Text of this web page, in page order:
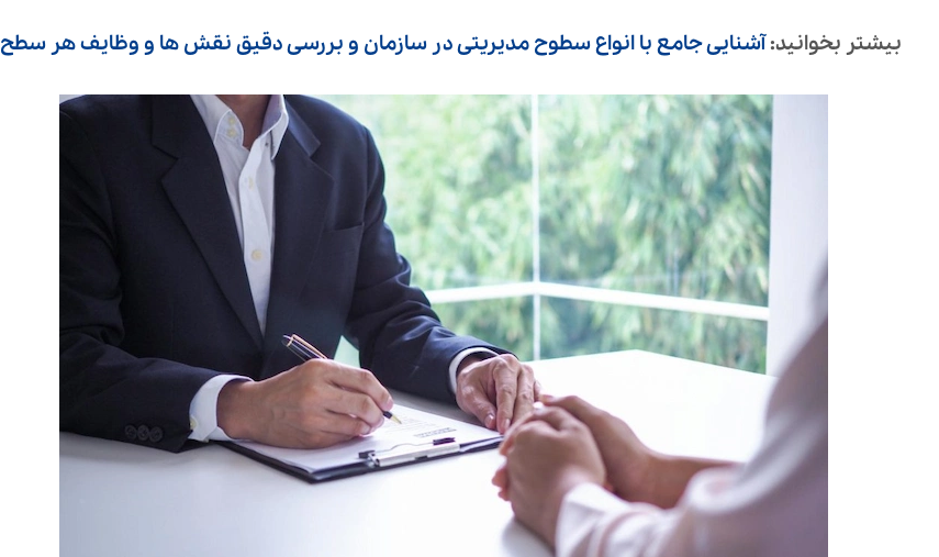
بیشتر بخوانید:آشنایی جامع با انواع سطوح مدیریتی در سازمان و بررسی دقیق نقش‌ ها و وظایف هر سطح